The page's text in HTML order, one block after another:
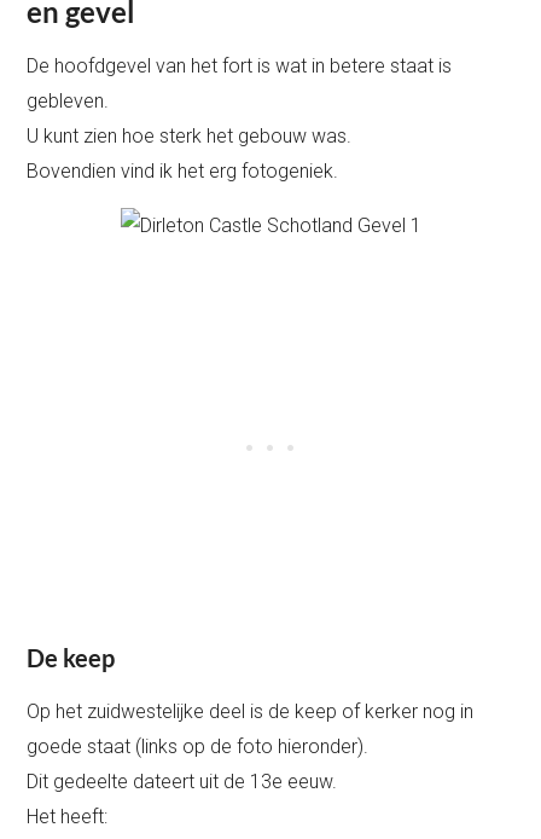
en gevel
De hoofdgevel van het fort is wat in betere staat is
gebleven.
U kunt zien hoe sterk het gebouw was.
Bovendien vind ik het erg fotogeniek.
De keep
Op het zuidwestelijke deel is de keep of kerker nog in
goede staat (links op de foto hieronder).
Dit gedeelte dateert uit de 13e eeuw.
Het heeft: